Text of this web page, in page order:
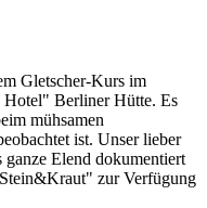
Gletscher-Kurs im
Hotel" Berliner Hütte. Es
mühsamen
ist. Unser lieber
Elend dokumentiert
zur Verfügung